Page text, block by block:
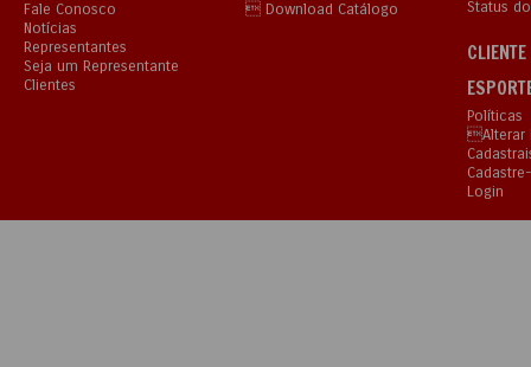
Fale Conosco
Notícias
Representantes
Seja um Representante
Clientes
 Download Catálogo
Status
Políticas
Alterar
Login